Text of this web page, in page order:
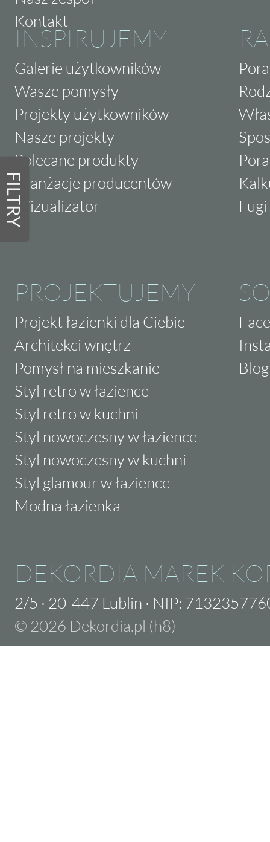
FILTRY
Kontakt
INSPIRUJEMY
Galerie użytkowników
Wasze pomysły
Projekty użytkowników
Nasze projekty
Polecane produkty
Aranżacje producentów
Wizualizator
PROJEKTUJEMY
Projekt łazienki dla Ciebie
Architekci wnętrz
Pomysł na mieszkanie
Styl retro w łazience
Styl retro w kuchni
Styl nowoczesny w łazience
Styl nowoczesny w kuchni
Styl glamour w łazience
Modna łazienka
Blog
DEKORDIA MAREK
2/5 · 20-447 Lublin · NIP:
© 2026 Dekordia.pl (h8)